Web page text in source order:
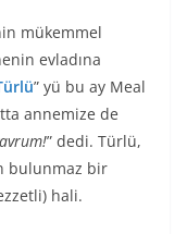
mükemmel
evladına
” yü bu ay Meal
annemize de
” dedi. Türlü,
bulunmaz bir
hali.